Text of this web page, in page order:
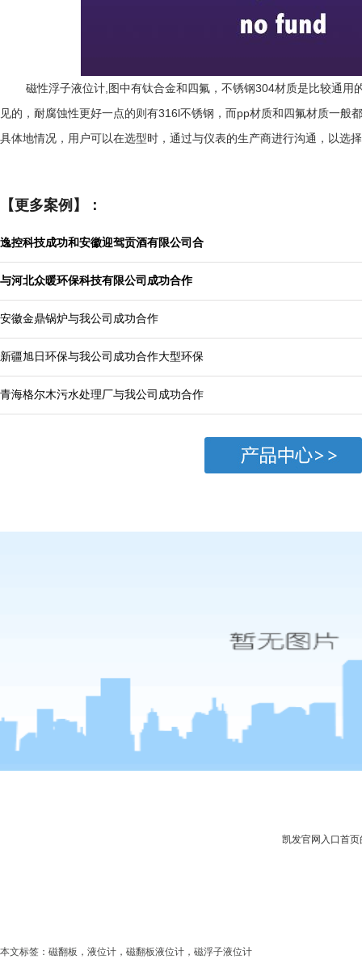
磁性浮子液位计 图中有钛合金和四氟，不锈钢304材质是比较通用
见的，耐腐蚀性更好一点的则有316l不锈钢，而pp材质和四氟材质一般
具体地情况，用户可以在选型时，通过与仪表的生产商进行沟通，以选
【更多案例】：
逸控科技成功和安徽迎驾贡酒有限公司合
与河北众暖环保科技有限公司成功合作
安徽金鼎锅炉与我公司成功合作
新疆旭日环保与我公司成功合作大型环保
青海格尔木污水处理厂与我公司成功合作
凯发官网入口首
本文标签：磁翻板，液位计，磁翻板液位计，磁浮子液位计